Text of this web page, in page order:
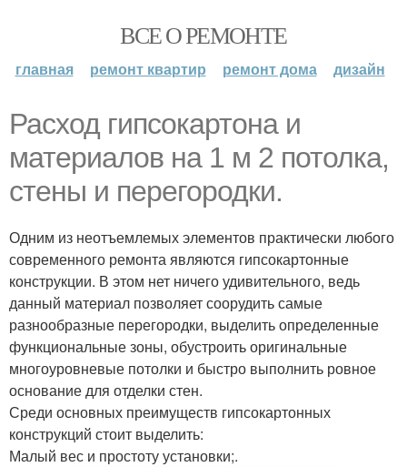
ВСЕ О РЕМОНТЕ
главная ремонт квартир ремонт дома дизайн
Расход гипсокартона и
материалов на 1 м 2 потолка,
стены и перегородки.
Одним из неотъемлемых элементов практически любого
современного ремонта являются гипсокартонные
конструкции. В этом нет ничего удивительного, ведь
данный материал позволяет соорудить самые
разнообразные перегородки, выделить определенные
функциональные зоны, обустроить оригинальные
многоуровневые потолки и быстро выполнить ровное
основание для отделки стен.
Среди основных преимуществ гипсокартонных
конструкций стоит выделить:
Малый вес и простоту установки;.